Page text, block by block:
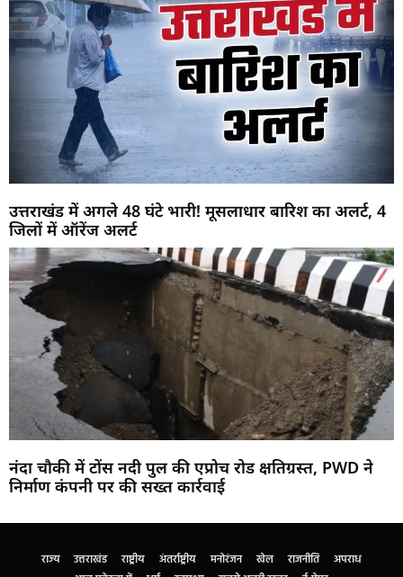
उत्तराखंड में अगले 48 घंटे भारी! मूसलाधार बारिश का अलर्ट, 4
जिलों में ऑरेंज अलर्ट
नंदा चौकी में टोंस नदी पुल की एप्रोच रोड क्षतिग्रस्त, PWD ने
निर्माण कंपनी पर की सख्त कार्रवाई
राज्य उत्तराखंड राष्ट्रीय अंतर्राष्ट्रीय मनोरंजन खेल राजनीति
अपराध